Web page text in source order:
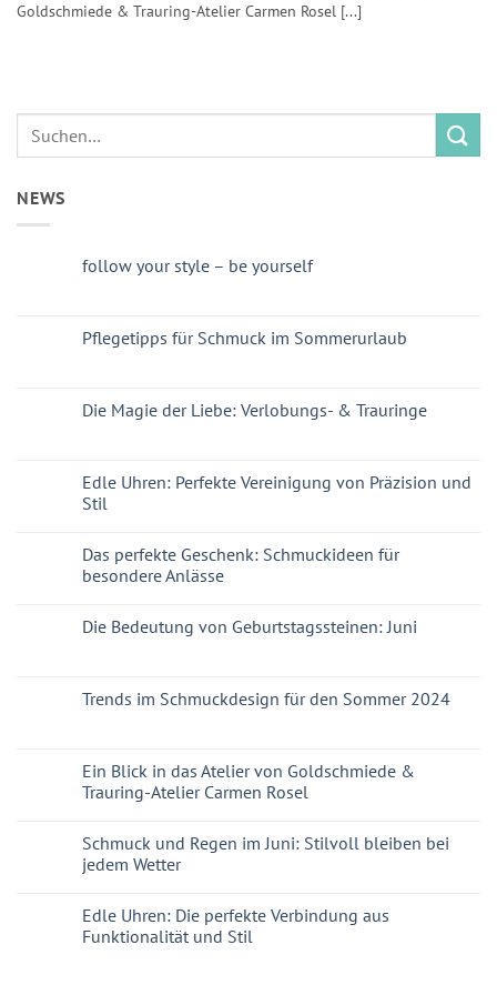
Goldschmiede & Trauring-Atelier Carmen Rosel [...]
NEWS
follow your style – be yourself
Pflegetipps für Schmuck im Sommerurlaub
Die Magie der Liebe: Verlobungs- & Trauringe
Edle Uhren: Perfekte Vereinigung von Präzision und
Stil
Das perfekte Geschenk: Schmuckideen für
besondere Anlässe
Die Bedeutung von Geburtstagssteinen: Juni
Trends im Schmuckdesign für den Sommer 2024
Ein Blick in das Atelier von Goldschmiede &
Trauring-Atelier Carmen Rosel
Schmuck und Regen im Juni: Stilvoll bleiben bei
jedem Wetter
Edle Uhren: Die perfekte Verbindung aus
Funktionalität und Stil